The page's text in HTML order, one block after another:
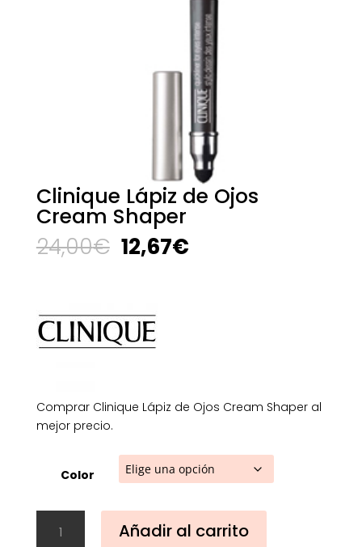
Clinique Lápiz de Ojos
Cream Shaper
24,00€ El
precio
24,00€.
12,67€El
Comprar Clinique Lápiz de Ojos Cream Shaper al
mejor precio.
Color
Lápiz
Añadir al carrito